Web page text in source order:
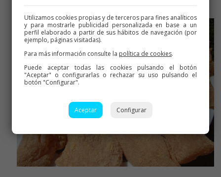
Utilizamos cookies propias y de terceros para fines analíticos
y para mostrarle publicidad personalizada en base a un
perfil elaborado a partir de sus hábitos de navegación (por
ejemplo, páginas visitadas).
Para más información consulte la política de cookies.
Puede aceptar todas las cookies pulsando el botón
"Aceptar" o configurarlas o rechazar su uso pulsando el
botón "Configurar".
Aceptar Configurar